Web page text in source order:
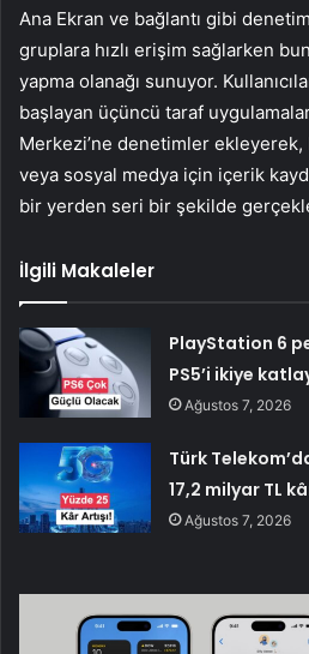
Ana Ekran ve bağlantı gibi
gruplara hızlı erişim sağlarken
yapma olanağı sunuyor.
başlayan üçüncü taraf
Merkezi’ne denetimler ekleyerek,
veya sosyal medya için içerik
bir yerden seri bir şekilde
İlgili Makaleler
PlayStation 6
PS5’i ikiye
Ağustos 7, 2026
Türk
17,2 milyar TL
Ağustos 7, 2026